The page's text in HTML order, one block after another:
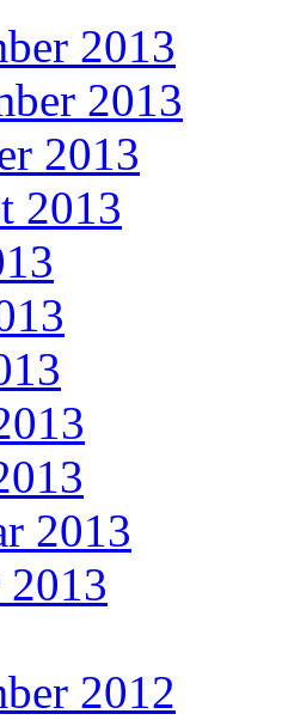
2013
2013
2013
2013
2013
2013
2012